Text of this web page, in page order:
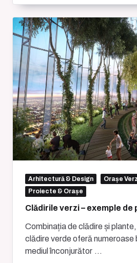
Arhitectură & Design
Orașe
Proiecte & Orașe
Clădirile verzi – exemple de
Combinația de clădire și
clădire verde oferă numeroase
mediul înconjurător ...